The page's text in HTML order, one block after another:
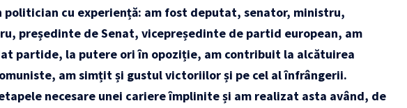
politician cu experiență: am fost deputat, senator, ministru,
președinte de Senat, vicepreședinte de partid european, am
partide, la putere ori în opoziție, am contribuit la alcătuirea
am simțit și gustul victoriilor și pe cel al înfrângerii.
necesare unei cariere împlinite și am realizat asta având, de